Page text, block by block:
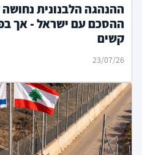
ההנהגה הלבנונית
ההסכם עם ישראל - אך
קשים
23/07/26